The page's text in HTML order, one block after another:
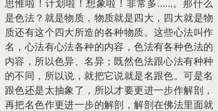
思惟啦！计划啦！想象啦！非常多……。那什么
是色法？就是物质，物质就是四大，四大就是物
质还有这个四大所造的各种物质。这些心法叫作
名，心法有心法各种的内容，色法有各种色法的
内容，所以色异、名异；既然色法跟心法有种种
的不同，所以说，就把它说就是名跟色。可是名
跟色还是太抽象了，所以才要更进一步作解剖，
再把名色作更进一步的解剖，解剖在佛法里面就